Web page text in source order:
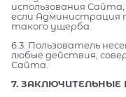
использования
если Администрация
такого ущерба.
6.3. Пользователь
любые действия,
Сайта.
7.